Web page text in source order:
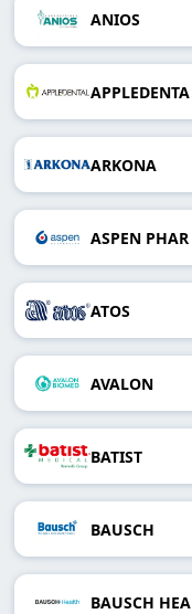
ANIOS
APPLEDENTA
ARKONA
ASPEN PHAR
ATOS
AVALON
BATIST
BAUSCH
BAUSCH HEA